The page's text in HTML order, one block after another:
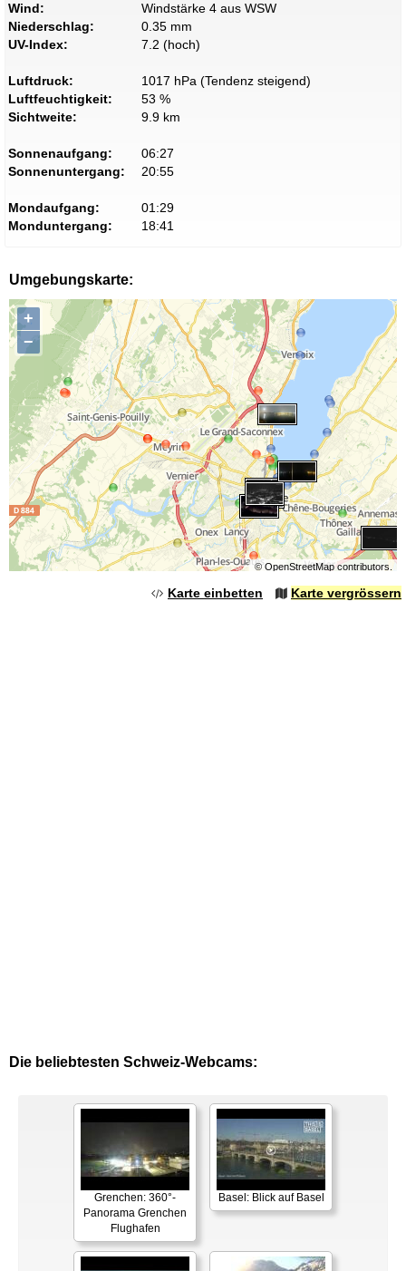
Wind:
Windstärke 4 aus WSW
Niederschlag:
0.35 mm
UV-Index:
7.2 (hoch)
Luftdruck:
1017 hPa (Tendenz steigend)
Luftfeuchtigkeit:
53 %
Sichtweite:
9.9 km
Sonnenaufgang:
06:27
Sonnenuntergang:
20:55
Mondaufgang:
01:29
Monduntergang:
18:41
Umgebungskarte:
+
−
©OpenStreetMapcontributors.
Karte einbetten Karte vergrössern
Die beliebtesten Schweiz-Webcams:
Grenchen: 360°-
Panorama Grenchen
Flughafen
Basel: Blick auf Basel